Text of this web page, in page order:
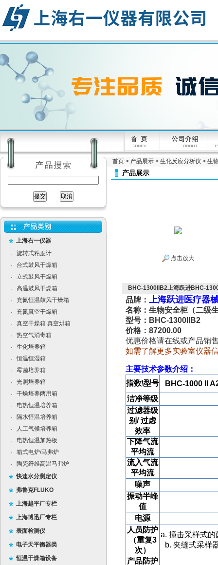
上海右一仪器
·
旋转式粘度计
·
台式鼓风干燥箱
·
立式鼓风干燥箱
·
高温鼓风干燥箱
·
充氮恒温鼓风干燥箱
·
充氮真空干燥箱
·
真空干燥箱 真空烘箱
·
热空气消毒箱
·
生化培养箱
·
恒温恒湿箱
·
霉菌培养箱
·
光照培养箱
·
干燥培养两用箱
·
电热恒温培养箱
·
隔水恒温培养箱
·
人工气候培养箱
·
电热恒温加热板
·
箱式电炉/马弗炉
·
陶瓷纤维高温马弗炉
快速水分测定仪
弗鲁克FLUKO
上海越平厂专栏
上海博迅厂专栏
表面检测仪
电子天平衡器类
恒温干燥箱设备
首页 > 产品展示 > 生化反应分析仪 > 生
产品展示
点击放大
BHC-1300IIB2上海跃进BHC-
品牌： 上海跃进医疗器
名称：生物安全柜（二级
型号：BHC-1300IIB2
价格：87200.00
优惠价格请在线或产品销
如需了解更多实验室仪器
主要技术参数介绍：
指数\型号
BHC-1000 II
洁净等级
过滤器级
别/ 过虑
效率
下降气流
平均流
流入气流
平均流
噪声
振动半峰
值
电源
人员防护
（重复3
次）
a. 撞击采样式的
b. 夹缝式采样
产品防护